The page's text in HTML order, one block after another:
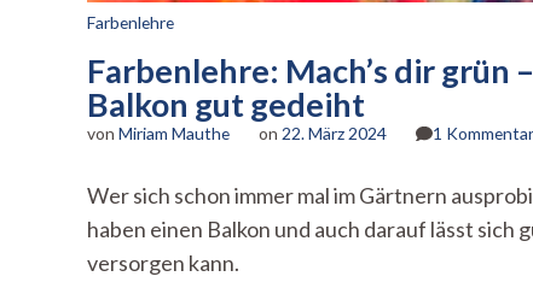
Farbenlehre
Farbenlehre: Mach’s dir grün
Balkon gut gedeiht
von Miriam Mauthe on 22. März 2024 1 Kommentar
Wer sich schon immer mal im Gärtnern
haben einen Balkon und auch darauf lässt
versorgen kann.